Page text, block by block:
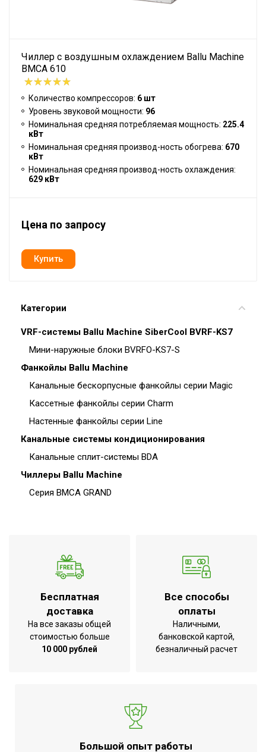
Категории
VRF-системы Ballu Machine SiberCool BVRF-KS7
Мини-наружные блоки BVRFO-KS7-S
Фанкойлы Ballu Machine
Канальные бескорпусные фанкойлы серии Magic
Кассетные фанкойлы серии Charm
Настенные фанкойлы серии Line
Канальные системы кондиционирования
Канальные сплит-системы BDA
Чиллеры Ballu Machine
Серия BMCA GRAND
Чиллер с воздушным охлаждением Ballu Machine
BMCA 610
Количество компрессоров: 6 шт
Уровень звуковой мощности: 96
Номинальная средняя потребляемая мощность: 225.4
кВт
Номинальная средняя производ-ность обогрева: 670
кВт
Номинальная средняя производ-ность охлаждения:
629 кВт
Цена по запросу
Бесплатная
доставка
На все заказы общей
стоимостью больше
10 000 рублей
Все способы
оплаты
Наличными,
банковской картой,
безналичный расчет
Большой опыт работы